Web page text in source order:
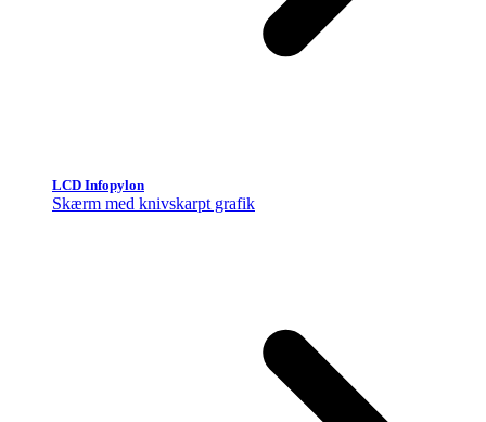
LCD Infopylon
Skærm med knivskarpt grafik